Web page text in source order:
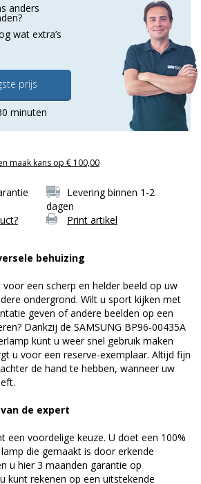
anders
wat extra’s
prijs
minuten
maak kans op € 100,00
Levering binnen 1-2
dagen
Print artikel
behuizing
een scherp en helder beeld op uw
ondergrond. Wilt u sport kijken met
geven of andere beelden op een
Dankzij de SAMSUNG BP96-00435A
kunt u weer snel gebruik maken
u voor een reserve-exemplaar. Altijd fijn
de hand te hebben, wanneer uw
de expert
een voordelige keuze. U doet een 100%
die gemaakt is door erkende
u hier 3 maanden garantie op
kunt rekenen op een uitstekende